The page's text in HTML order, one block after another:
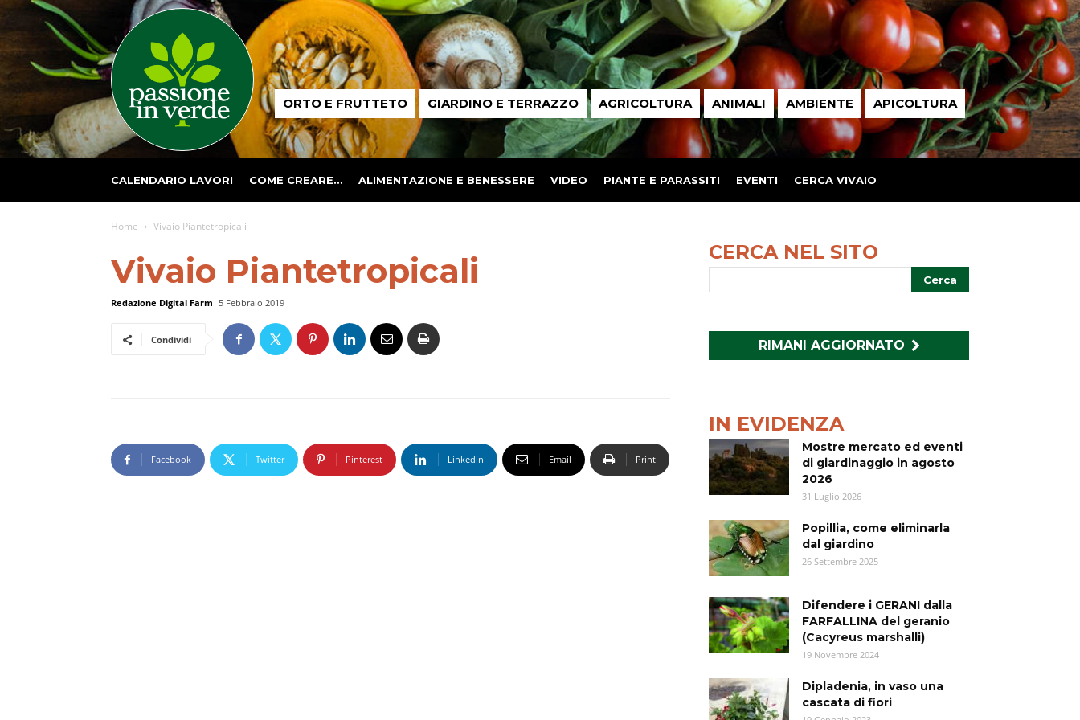
Passione
in ORTO E FRUTTETO GIARDINO E TERRAZZO AGRICOLTURA ANIMALI AMBIENTE APICOLTURA
CALENDARIO LAVORI COME CREARE… ALIMENTAZIONE E BENESSERE VIDEO PIANTE E PARASSITI EVENTI CERCA VIVAIO
Home Vivaio Piantetropicali
Vivaio Piantetropicali
Redazione Digital Farm 5 Febbraio 2019
Condividi
Facebook Twitter Pinterest Linkedin Email Print
CERCA NEL SITO
RIMANI AGGIORNATO
IN EVIDENZA
Mostre mercato ed eventi
di giardinaggio in agosto
2026
31 Luglio 2026
Popillia, come eliminarla
dal giardino
26 Settembre 2025
Difendere i GERANI dalla
FARFALLINA del geranio
(Cacyreus marshalli)
19 Novembre 2024
Dipladenia, in vaso una
cascata di fiori